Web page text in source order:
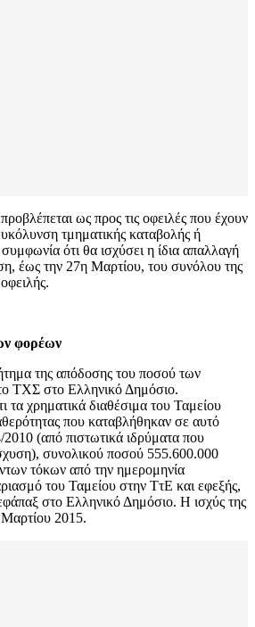
ως προς τις οφειλές που έχουν
τμηματικής καταβολής ή
ότι θα ισχύσει η ίδια απαλλαγή
έως την 27η Μαρτίου, του συνόλου της
φορέων
της απόδοσης του ποσού των
ΤΧΣ στο Ελληνικό Δημόσιο.
τα χρηματικά διαθέσιμα του Ταμείου
που καταβλήθηκαν σε αυτό
(από πιστωτικά ιδρύματα που
συνολικού ποσού 555.600.000
τόκων από την ημερομηνία
του Ταμείου στην ΤτΕ και εφεξής,
στο Ελληνικό Δημόσιο. Η ισχύς της
Μαρτίου 2015.